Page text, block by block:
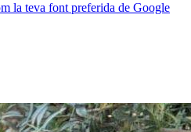
la teva font preferida de Google